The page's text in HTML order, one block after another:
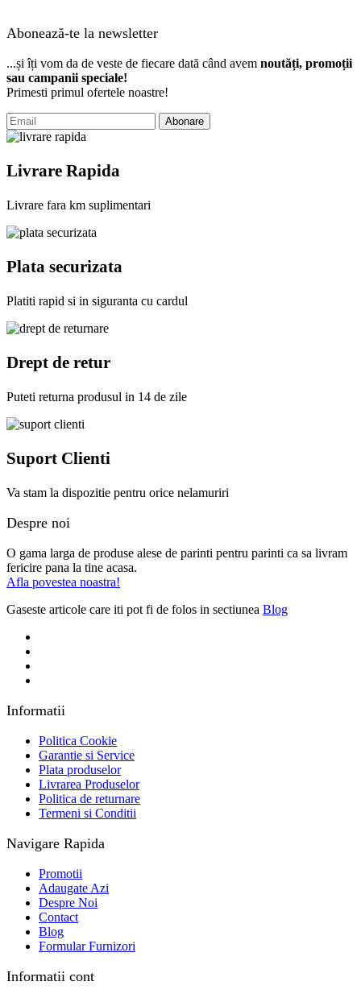
Abonează-te la newsletter
...și îți vom da de veste de fiecare dată când avem noutăți, promoții
sau campanii speciale!
Primesti primul ofertele noastre!
Abonare
Livrare Rapida
Livrare fara km suplimentari
Plata securizata
Platiti rapid si in siguranta cu cardul
Drept de retur
Puteti returna produsul in 14 de zile
Suport Clienti
Va stam la dispozitie pentru orice nelamuriri
Despre noi
O gama larga de produse alese de parinti pentru parinti ca sa livram
fericire pana la tine acasa.
Afla povestea noastra!
Gaseste articole care iti pot fi de folos in sectiunea Blog
Informatii
Politica Cookie
Garantie si Service
Plata produselor
Livrarea Produselor
Politica de returnare
Termeni si Conditii
Navigare Rapida
Promotii
Adaugate Azi
Despre Noi
Contact
Blog
Formular Furnizori
Informatii cont